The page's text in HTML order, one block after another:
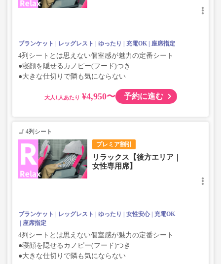
ブランケット レッグレスト ゆったり 充電OK 座席指定
4列シートとは思えない個室感が魅力の定番シート
●寝顔を隠せるカノピー(フード)つき
●大きな仕切りで隣も気にならない
大人 ¥4,950〜 予約に進む
プレミア割引
4列シート
リラックス【後方エリア｜
女性専用席】
ブランケット レッグレスト ゆったり 女性安心
充電OK
座席指定
4列シートとは思えない個室感が魅力の定番シート
●寝顔を隠せるカノピー(フード)つき
●大きな仕切りで隣も気にならない